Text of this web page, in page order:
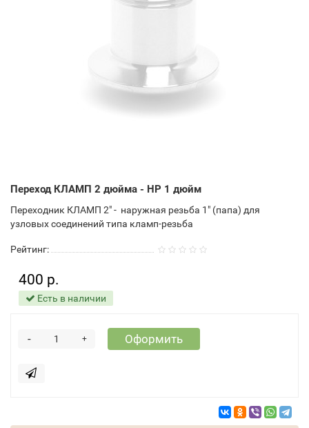
Переход КЛАМП 2 дюйма - НР 1 дюйм
Переходник КЛАМП 2" - наружная резьба 1" (папа) для
узловых соединений типа кламп-резьба
Рейтинг:
400 р.
Есть в наличии
+
- Оформить